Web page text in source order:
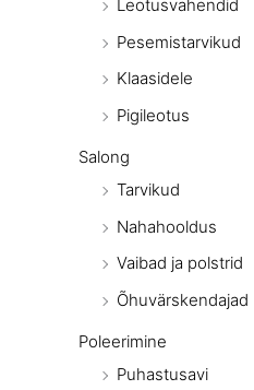
Leotusvahendid
Pesemistarvikud
Klaasidele
Pigileotus
Salong
Tarvikud
Nahahooldus
Vaibad ja polstrid
Õhuvärskendajad
Poleerimine
Puhastusavi